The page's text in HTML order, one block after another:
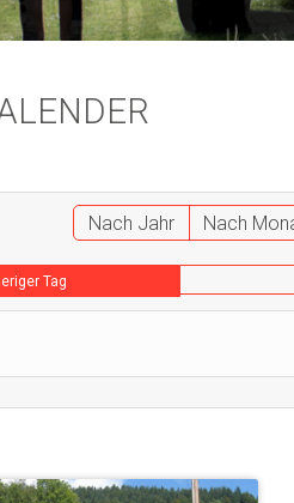
Nach Jahr Nach
Tag